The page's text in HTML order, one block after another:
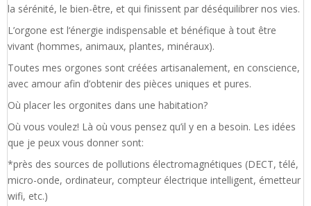
la sérénité, le bien-être, et qui finissent par déséquilibrer nos vies.
L’orgone est l‘énergie indispensable et bénéfique à tout être
vivant (hommes, animaux, plantes, minéraux).
Toutes mes orgones sont créées artisanalement, en conscience,
avec amour afin d’obtenir des pièces uniques et pures.
Où placer les orgonites dans une habitation?
Où vous voulez! Là où vous pensez qu’il y en a besoin. Les idées
que je peux vous donner sont:
*près des sources de pollutions électromagnétiques (DECT, télé,
micro-onde, ordinateur, compteur électrique intelligent, émetteur
wifi, etc.)